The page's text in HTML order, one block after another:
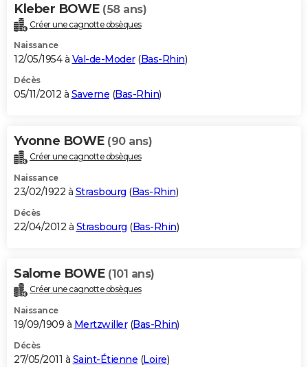
Kleber BOWE (58 ans)
Créer une cagnotte obsèques
Naissance
12/05/1954 à Val-de-Moder(Bas-Rhin)
Décès
05/11/2012 à Saverne (Bas-Rhin)
Yvonne BOWE (90 ans)
Créer une cagnotte obsèques
Naissance
23/02/1922 à Strasbourg (Bas-Rhin)
Décès
22/04/2012 à Strasbourg (Bas-Rhin)
Salome BOWE (101 ans)
Créer une cagnotte obsèques
Naissance
19/09/1909 à Mertzwiller(Bas-Rhin)
Décès
27/05/2011 à Saint-Étienne (Loire)